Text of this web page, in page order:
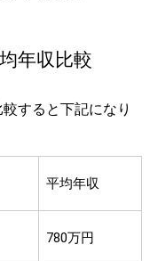
年収比較
すると下記になり
平均年収
780万円